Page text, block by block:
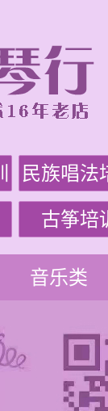
民族唱法
古筝培
音乐类